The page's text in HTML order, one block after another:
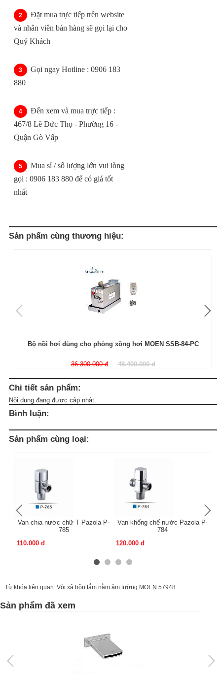
Đặt mua trực tiếp trên website
và nhân viên bán hàng sẽ gọi lại cho
Quý Khách
Gọi ngay Hotline : 0906 183
880
Đến xem và mua trực tiếp :
467/8 Lê Đức Thọ - Phường 16 -
Quận Gò Vấp
Mua sỉ / số lượng lớn vui lòng
gọi : 0906 183 880 để có giá tốt
nhất
Sản phẩm cùng thương hiệu:
Bộ nồi hơi dùng cho phòng xông hơi MOEN SSB-84-PC
36.300.000 đ 48.400.000 đ
Chi tiết sản phẩm:
Nội dung đang được cập nhật.
Bình luận:
Sản phẩm cùng loại:
Van chia nước chữ T Pazola P-
785
110.000 đ
Van khống chế nước Pazola P-
784
120.000 đ
Từ khóa liên quan: Vòi xả bồn tắm nằm âm tường MOEN 57948
Sản phẩm đã xem